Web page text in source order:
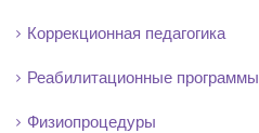
Коррекционная педагогика
Реабилитационные программы
Физиопроцедуры